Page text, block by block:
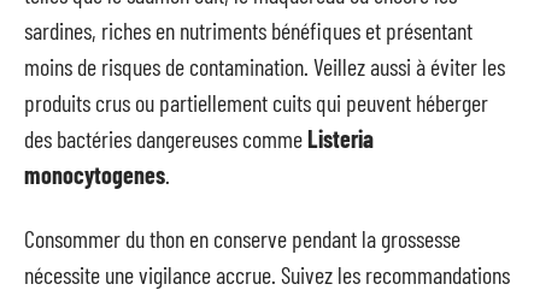
sardines, riches en nutriments bénéfiques et présentant
moins de risques de contamination. Veillez aussi à éviter les
produits crus ou partiellement cuits qui peuvent héberger
des bactéries dangereuses commeListeria
monocytogenes.
Consommer du thon en conserve pendant la grossesse
nécessite une vigilance accrue. Suivez les recommandations